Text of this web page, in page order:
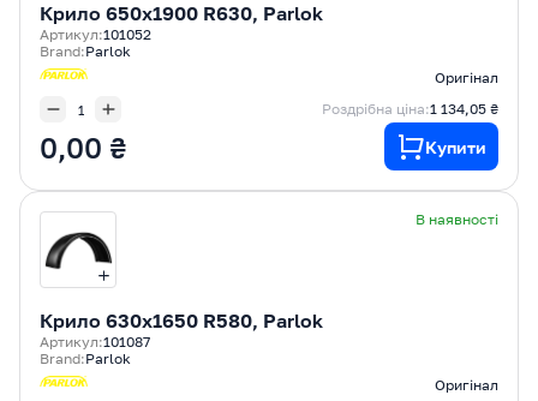
Крилo 650x1900 R630, Parlok
Артикул:101052
Brand:Parlok
Оригінал
Роздрібна ціна:1 134,05 ₴
0,00 ₴ Купити
В наявності
Крилo 630x1650 R580, Parlok
Артикул:101087
Brand:Parlok
Оригінал